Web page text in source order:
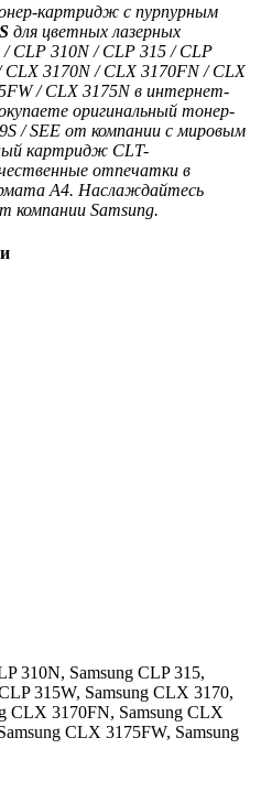
картридж с пурпурным
для цветных лазерных
/ CLP 310N / CLP 315 / CLP
3170N / CLX 3170FN / CLX
/ CLX 3175Nв интернет-
оригинальный тонер-
/ SEE от компании с мировым
картридж CLT-
отпечатки в
A4. Наслаждайтесь
компании Samsung.
310N, Samsung CLP 315,
315W, Samsung CLX 3170,
CLX 3170FN, Samsung CLX
CLX 3175FW, Samsung